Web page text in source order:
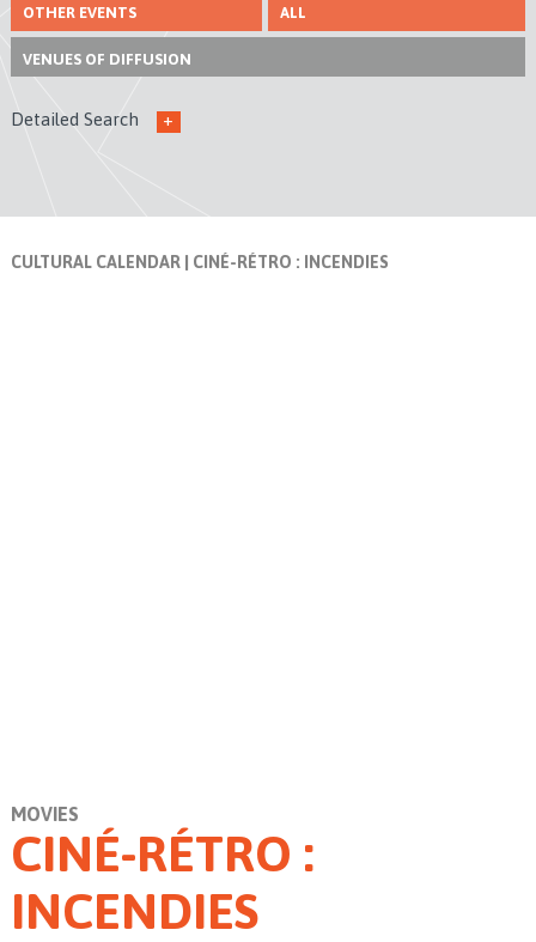
OTHER EVENTS ALL
VENUES OF DIFFUSION
Detailed Search +
CULTURAL CALENDAR| CINÉ-RÉTRO : INCENDIES
MOVIES
CINÉ-RÉTRO :
INCENDIES